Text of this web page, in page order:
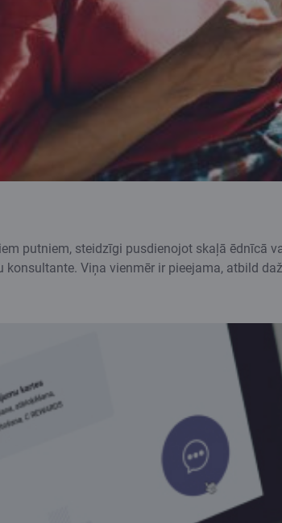
putniem, steidzīgi pusdienojot skaļā ēdnīcā
Viņa vienmēr ir pieejama, atbild